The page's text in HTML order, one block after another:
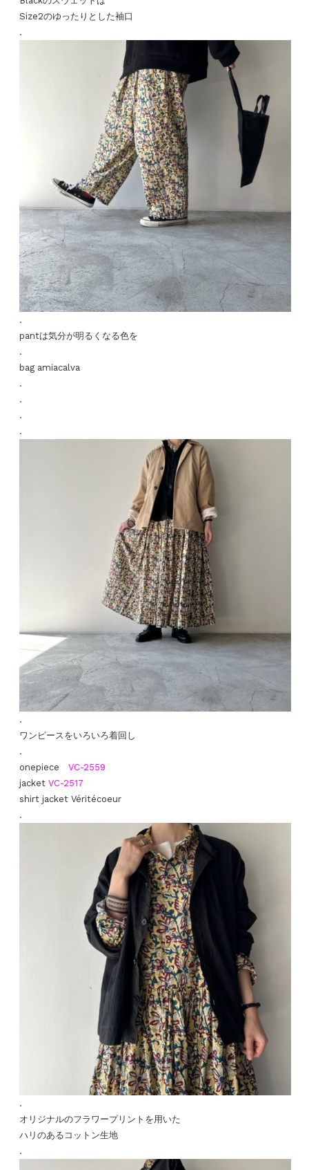
Size2のゆったりとした袖口
.
.
pantは気分が明るくなる色を
.
bag amiacalva
.
.
.
.
.
ワンピースをいろいろ着回し
.
onepiece VC-2559
jacket VC-2517
shirt jacket Véritécoeur
.
.
オリジナルのフラワープリントを用いた
ハリのあるコットン生地
.